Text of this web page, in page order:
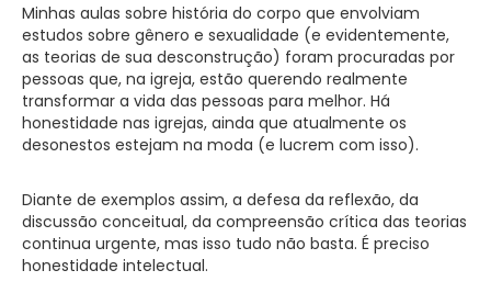
Minhas aulas sobre história do corpo que envolviam
estudos sobre gênero e sexualidade (e evidentemente,
as teorias de sua desconstrução) foram procuradas por
pessoas que, na igreja, estão querendo realmente
transformar a vida das pessoas para melhor. Há
honestidade nas igrejas, ainda que atualmente os
desonestos estejam na moda (e lucrem com isso).
Diante de exemplos assim, a defesa da reflexão, da
discussão conceitual, da compreensão crítica das teorias
continua urgente, mas isso tudo não basta. É preciso
honestidade intelectual.